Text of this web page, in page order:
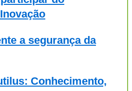
a segurança da
Conhecimento,